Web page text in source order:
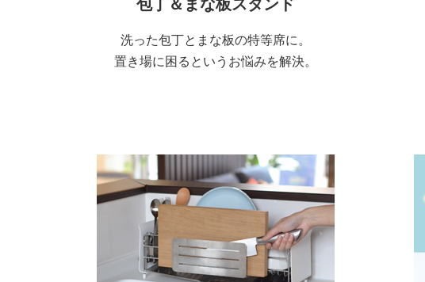
包丁＆まな板スタンド
洗った包丁とまな板の特等席に。
置き場に困るというお悩みを解決。